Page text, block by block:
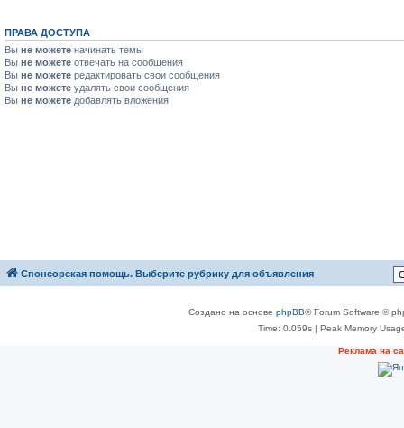
ПРАВА ДОСТУПА
Вы не можете начинать темы
Вы не можете отвечать на сообщения
Вы не можете редактировать свои сообщения
Вы не можете удалять свои сообщения
Вы не можете добавлять вложения
Спонсорская помощь. Выберите рубрику для объявления
Создано на основе phpBB® Forum Software ©
Time: 0.059s| Peak Memory
Реклама на